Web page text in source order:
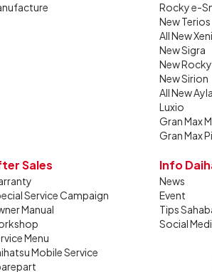
Rocky e-
New Terios
All New
New Sigra
New Rocky
New Sirion
All New Ayla
Luxio
Gran Max
Gran Max
Sales
Service Campaign
Manual
Menu
Mobile Service
Info
News
Event
Tips
Social